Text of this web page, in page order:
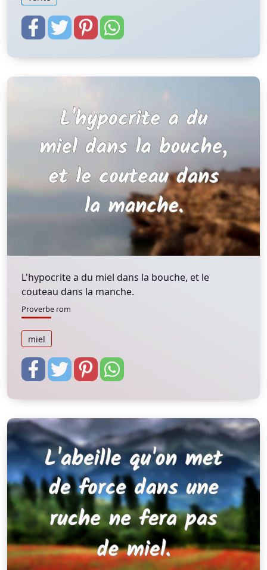
L'hypocrite a du miel dans la bouche, et le
couteau dans la manche.
Proverbe rom
miel